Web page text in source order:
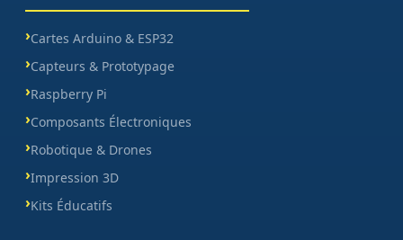
Cartes Arduino & ESP32
Capteurs & Prototypage
Raspberry Pi
Composants Électroniques
Robotique & Drones
Impression 3D
Kits Éducatifs